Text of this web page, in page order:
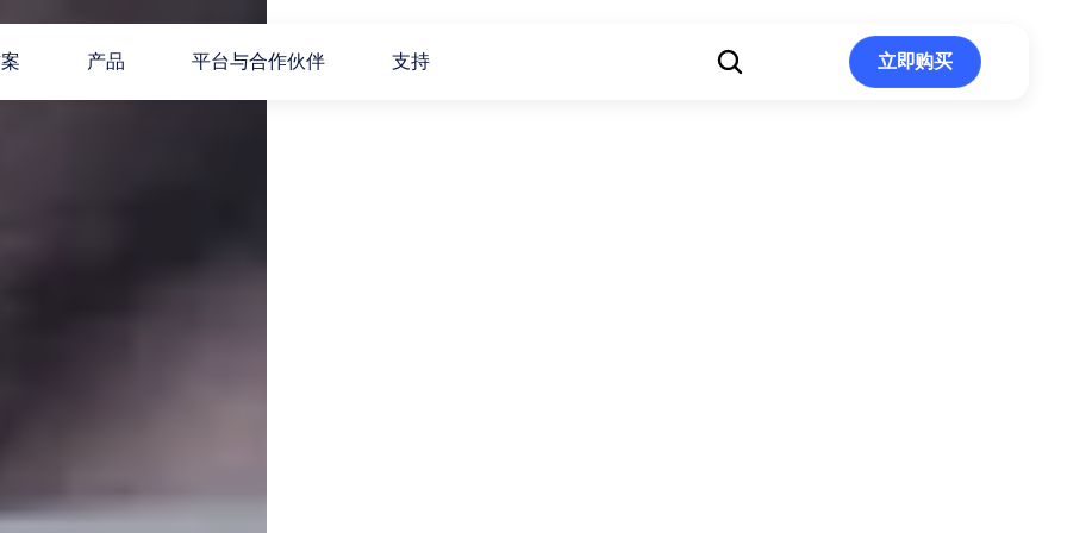
产品 平台与合作伙伴 支持
立即购买